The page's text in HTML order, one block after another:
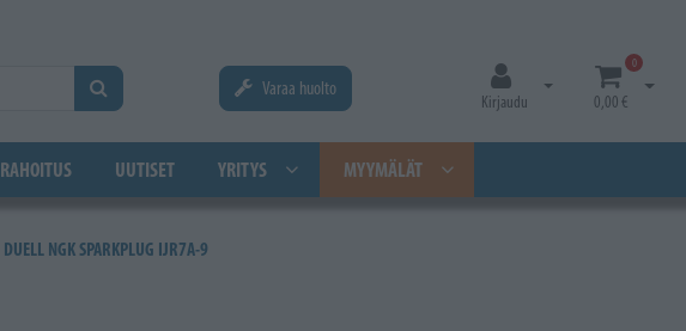
Varaa huolto
Kirjaudu
Avaa kirjautuminen
0
0,00 €
Avaa
RAHOITUS UUTISET YRITYS MYYMÄLÄT
DUELL NGK SPARKPLUG IJR7A-9